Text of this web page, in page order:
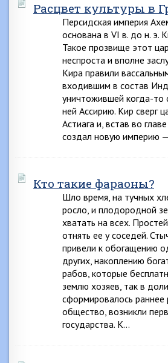
Расцвет культуры в
Персидская империя
основана в VI в. до н. э.
Такое прозвище этот
неспроста и вполне
Кира правили
входившим в состав
уничтожившей когда-то
ней Ассирию. Кир сверг
Астиага и, встав во
создал новую империю
Кто такие фараоны?
Шло время, на тучных
росло, и плодородной
хватать на всех.
отнять ее у соседей.
привели к обогащению
других, накоплению
рабов, которые
землю хозяев, так в
сформировалось раннее
общество, возникли
государства. К…